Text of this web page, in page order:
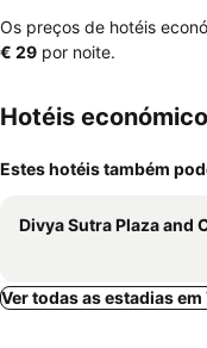
Os preços de hotéis
‎€ 29 por noite.
Hotéis
Estes hotéis também
Divya Sutra Plaza and Conference Centre,
Ver todas as estadias